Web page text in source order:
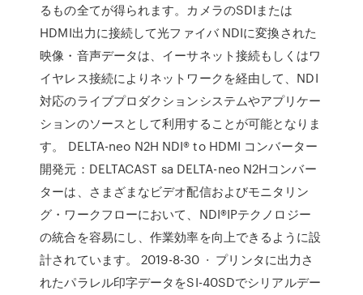
るもの全てが得られます。カメラのSDIまたは
HDMI出力に接続して光ファイバ NDIに変換された
映像・音声データは、イーサネット接続もしくはワ
イヤレス接続によりネットワークを経由して、NDI
対応のライブプロダクションシステムやアプリケー
ションのソースとして利用することが可能となりま
す。 DELTA-neo N2H NDI® to HDMI コンバーター
開発元：DELTACAST sa DELTA-neo N2Hコンバー
ターは、さまざまなビデオ配信およびモニタリン
グ・ワークフローにおいて、NDI®IPテクノロジー
の統合を容易にし、作業効率を向上できるように設
計されています。 2019-8-30 · プリンタに出力さ
れたパラレル印字データをSI-40SDでシリアルデー